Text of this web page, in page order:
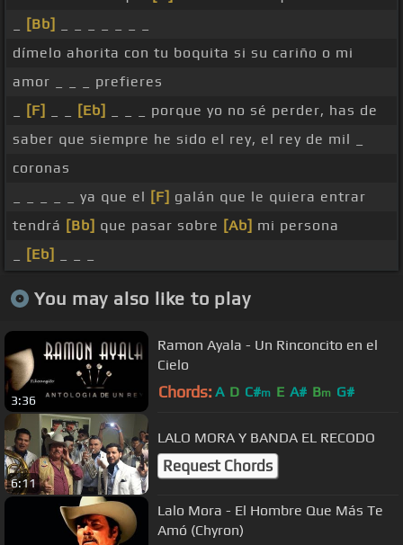
[Bb]
dímelo ahorita con tu boquita si su cariño o mi
amor _ _ _ prefieres
[F] [Eb]
_ _ _ porque yo no sé perder, has de
saber que siempre he sido el rey, el rey de mil _
coronas
_ _ _ _ _ ya que el [F] galán que le quiera entrar
tendrá [Bb] que pasar sobre [Ab] mi persona
[Eb]
You may also like to play
3:36
Ramon Ayala - Un Rinconcito en el
Cielo
Chords: A D C#m E A# Bm G#
6:11
LALO MORA Y BANDA EL RECODO
Request Chords
Lalo Mora - El Hombre Que Más Te
Amó (Chyron)